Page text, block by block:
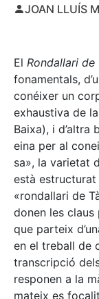
JOAN LLUÍS
El Rondallari de
fonamentals,
conéixer un
exhaustiva de
Baixa), i d’altra
eina per al
sa», la varietat
està
«rondallari de
donen les
que parteix
en el treball de
transcripció
responen a la
mateix es